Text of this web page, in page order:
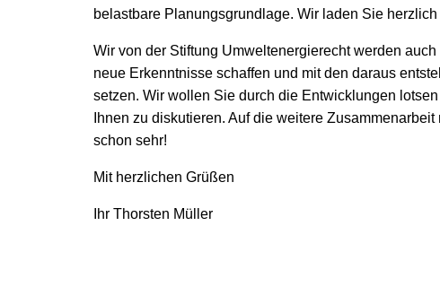
belastbare Planungsgrundlage. Wir laden Sie
Wir von der Stiftung Umweltenergierecht werden
neue Erkenntnisse schaffen und mit den daraus
setzen. Wir wollen Sie durch die Entwicklungen
Ihnen zu diskutieren. Auf die weitere
schon sehr!
Mit herzlichen Grüßen
Ihr Thorsten Müller